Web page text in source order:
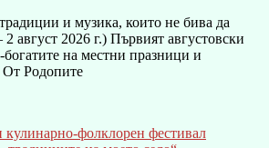
и музика, които не бива да
август 2026 г.) Първият августовски
на местни празници и
От Родопите